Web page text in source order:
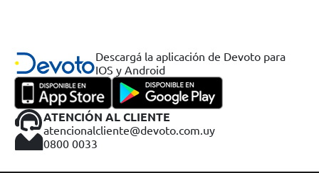
Descargá la aplicación de Devoto para
IOS y Android
ATENCIÓN AL CLIENTE
atencionalcliente@devoto.com.uy
0800 0033